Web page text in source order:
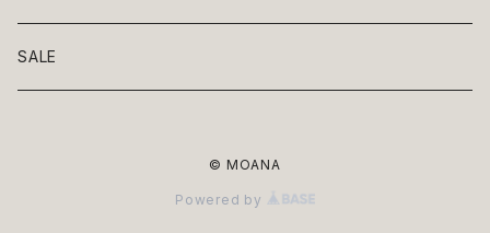
アロハ
ワンピース
リード・首輪
アート
SALE
© MOANA
Powered by